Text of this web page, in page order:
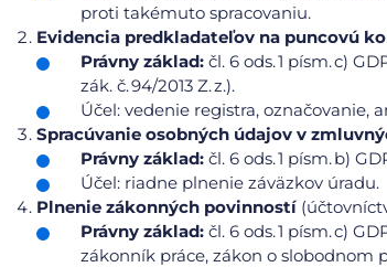
proti takémuto spracovaniu.
Evidencia predkladateľov na puncovú
Právny základ: čl. 6 ods. 1 písm. c)
zák. č. 94/2013 Z. z.).
Účel: vedenie registra, označovanie,
Spracúvanie osobných údajov v
Právny základ: čl. 6 ods. 1 písm. b)
Účel: riadne plnenie záväzkov úradu.
Plnenie zákonných povinností
Právny základ: čl. 6 ods. 1 písm. c)
zákonník práce, zákon o slobodnom